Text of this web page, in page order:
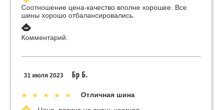
Соотношение цена-качество вполне хорошее. Все
шины хорошо отбалансировались.
Комментарий:
31 июля 2023 Бр Б.
Отличная шина